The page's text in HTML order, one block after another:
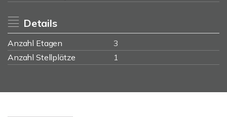
Details
Anzahl Etagen
3
Anzahl Stellplätze
1